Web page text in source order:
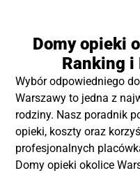
Domy opieki
Ranking i
Wybór odpowiedniego
Warszawy to jedna z
rodziny. Nasz poradnik
opieki, koszty oraz
profesjonalnych
Domy opieki okolice